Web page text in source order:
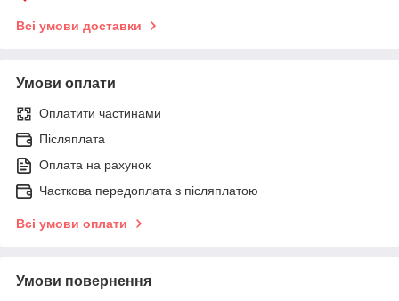
Всі умови доставки
Умови оплати
Оплатити частинами
Післяплата
Оплата на рахунок
Часткова передоплата з післяплатою
Всі умови оплати
Умови повернення